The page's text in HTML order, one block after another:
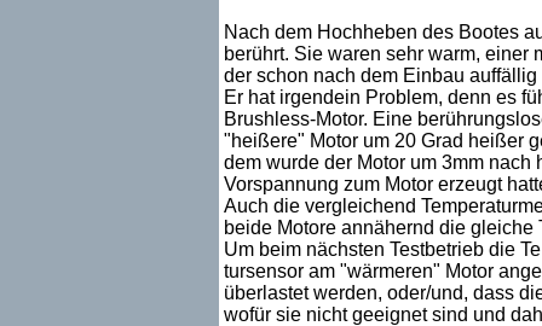
Nach dem Hochheben des Bootes
berührt. Sie waren sehr warm, einer
der schon nach dem Einbau
Er hat irgendein Problem, denn es
Brushless-Motor. Eine
"heißere" Motor um 20 Grad heißer
dem wurde der Motor um 3mm
Vorspannung zum Motor erzeugt
Auch die vergleichend
beide Motore annähernd die gleiche
Um beim nächsten Testbetrieb die
tursensor am "wärmeren" Motor
überlastet werden, oder/und, dass
wofür sie nicht geeignet sind und